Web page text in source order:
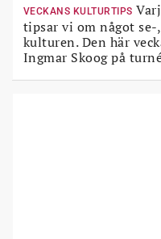
VECKANS KULTURTIPS
tipsar vi om något
kulturen. Den här
Ingmar Skoog på